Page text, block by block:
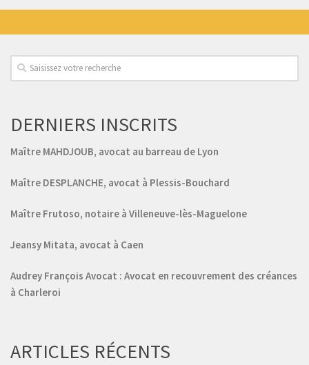
DERNIERS INSCRITS
Maître MAHDJOUB, avocat au barreau de Lyon
Maître DESPLANCHE, avocat à Plessis-Bouchard
Maître Frutoso, notaire à Villeneuve-lès-Maguelone
Jeansy Mitata, avocat à Caen
Audrey François Avocat : Avocat en recouvrement des créances
à Charleroi
ARTICLES RÉCENTS